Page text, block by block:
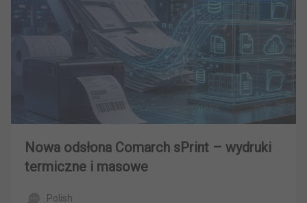
Nowa odsłona Comarch sPrint – wydruki
termiczne i masowe
Polish